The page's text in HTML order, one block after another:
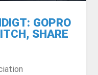
GOPRO
SHARE